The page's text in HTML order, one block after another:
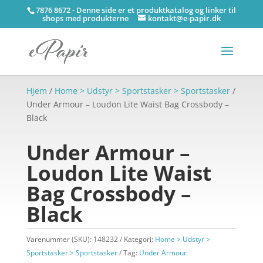
7876 8672 - Denne side er et produktkatalog og linker til
shops med produkterne kontakt@e-papir.dk
Hjem / Home > Udstyr > Sportstasker > Sportstasker/
Under Armour – Loudon Lite Waist Bag Crossbody –
Black
Under Armour –
Loudon Lite Waist
Bag Crossbody –
Black
Varenummer (SKU): 148232 Kategori: Home > Udstyr >
Sportstasker > Sportstasker
Tag: Under Armour